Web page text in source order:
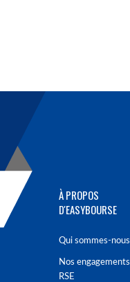
À PROPOS
D'EASYBOURSE
Qui sommes-
Nos engagements
RSE